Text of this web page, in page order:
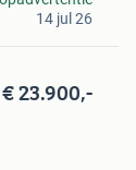
14 jul 26
€ 23.900,-